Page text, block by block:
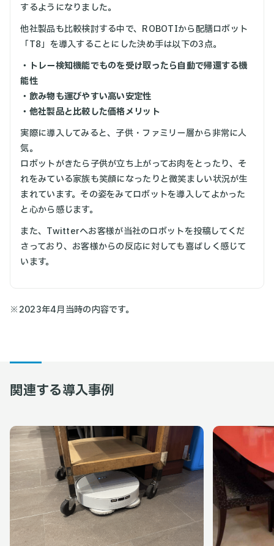
するようになりました。
他社製品も比較検討する中で、ROBOTIから配膳ロボット
「T8」を導入することにした決め手は以下の3点。
・トレー検知機能でものを受け取ったら自動で帰還する機
能性
・飲み物も運びやすい高い安定性
・他社製品と比較した価格メリット
実際に導入してみると、子供・ファミリー層から非常に人
気。
ロボットがきたら子供が立ち上がってお肉をとったり、そ
れをみている家族も笑顔になったりと微笑ましい状況が生
まれています。その姿をみてロボットを導入してよかった
と心から感じます。
また、Twitterへお客様が当社のロボットを投稿してくだ
さっており、お客様からの反応に対しても喜ばしく感じて
います。
※2023年4月当時の内容です。
関連する導入事例